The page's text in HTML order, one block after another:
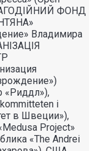
ФОНД
Владимира
«Риддл»),
i
в Швеции»),
Project»
«The Andrei